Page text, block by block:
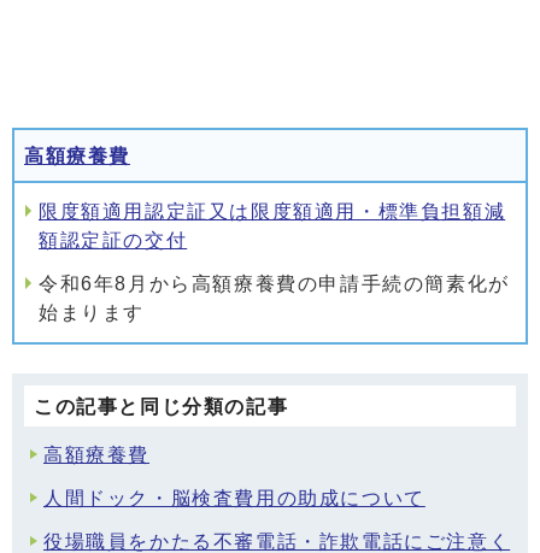
高額療養費
限度額適用認定証又は限度額適用・標準負担額減
額認定証の交付
令和6年8月から高額療養費の申請手続の簡素化が
始まります
この記事と同じ分類の記事
高額療養費
人間ドック・脳検査費用の助成について
役場職員をかたる不審電話・詐欺電話にご注意く